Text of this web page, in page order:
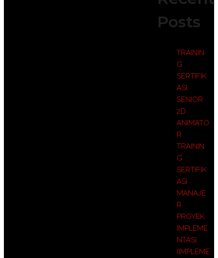
Posts
TRAININ
G
SERTIFIK
ASI
SENIOR
2D
ANIMATO
R
TRAININ
G
SERTIFIK
ASI
MANAJE
R
PROYEK
IMPLEME
NTASI
(IMPLEME